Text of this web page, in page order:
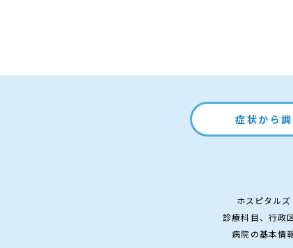
症状から
ホスピタル
診療科目、行政
病院の基本情